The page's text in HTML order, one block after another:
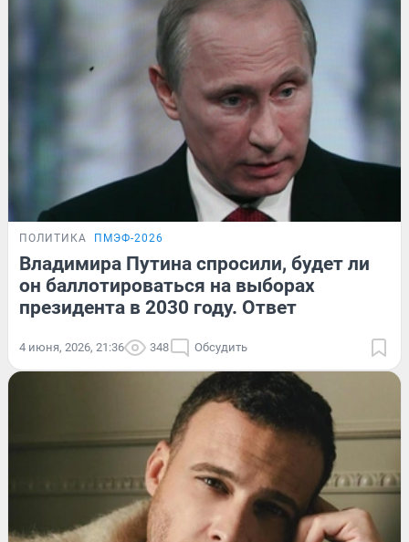
ПОЛИТИКА ПМЭФ-2026
Владимира Путина спросили, будет ли
он баллотироваться на выборах
президента в 2030 году. Ответ
4 июня, 2026, 21:36 348 Обсудить